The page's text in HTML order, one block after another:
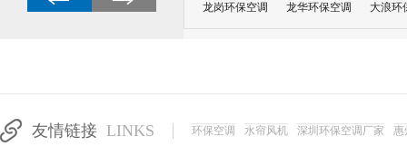
龙岗环保空调 龙华环保空调 大浪环
友情链接 LINKS 环保空调 水帘风机 深圳环保空调厂家 惠